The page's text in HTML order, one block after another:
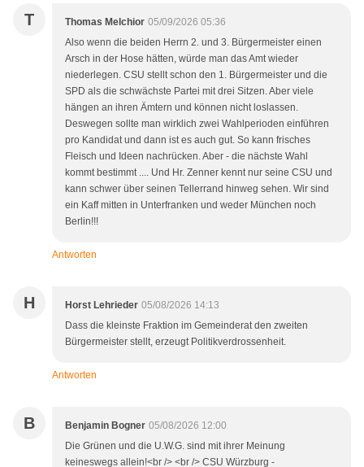
T Thomas Melchior 05/09/2026 05:36
Also wenn die beiden Herrn 2. und 3. Bürgermeister einen
Arsch in der Hose hätten, würde man das Amt wieder
niederlegen. CSU stellt schon den 1. Bürgermeister und die
SPD als die schwächste Partei mit drei Sitzen. Aber viele
hängen an ihren Ämtern und können nicht loslassen.
Deswegen sollte man wirklich zwei Wahlperioden einführen
pro Kandidat und dann ist es auch gut. So kann frisches
Fleisch und Ideen nachrücken. Aber - die nächste Wahl
kommt bestimmt .... Und Hr. Zenner kennt nur seine CSU und
kann schwer über seinen Tellerrand hinweg sehen. Wir sind
ein Kaff mitten in Unterfranken und weder München noch
Berlin!!!
Antworten
H Horst Lehrieder 05/08/2026 14:13
Dass die kleinste Fraktion im Gemeinderat den zweiten
Bürgermeister stellt, erzeugt Politikverdrossenheit.
Antworten
B Benjamin Bogner 05/08/2026 12:00
Die Grünen und die U.W.G. sind mit ihrer Meinung
keineswegs allein!<br /> <br /> CSU Würzburg -